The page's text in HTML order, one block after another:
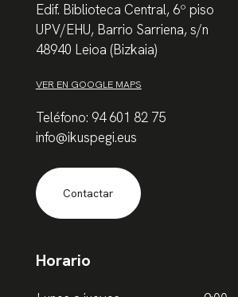
Edif. Biblioteca Central, 6º piso
UPV/EHU, Barrio Sarriena, s/n
48940 Leioa (Bizkaia)
VER EN GOOGLE MAPS
Teléfono: 94 601 82 75
info@ikuspegi.eus
Contactar
Horario